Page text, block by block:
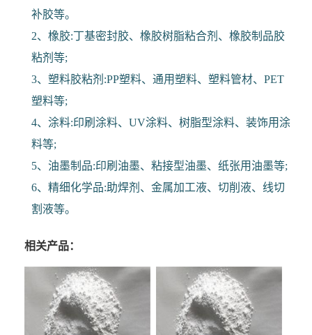
补胶等。
2、橡胶:丁基密封胶、橡胶树脂粘合剂、橡胶制品胶
粘剂等;
3、塑料胶粘剂:PP塑料、通用塑料、塑料管材、PET
塑料等;
4、涂料:印刷涂料、UV涂料、树脂型涂料、装饰用涂
料等;
5、油墨制品:印刷油墨、粘接型油墨、纸张用油墨等;
6、精细化学品:助焊剂、金属加工液、切削液、线切
割液等。
相关产品：